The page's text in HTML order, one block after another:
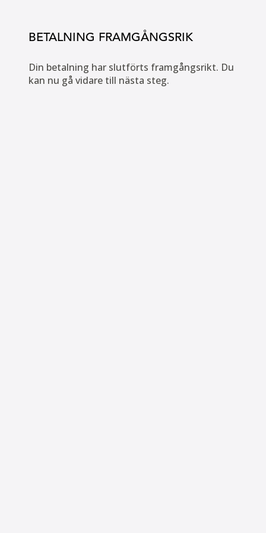
BETALNING FRAMGÅNGSRIK
Din betalning har slutförts framgångsrikt. Du
kan nu gå vidare till nästa steg.